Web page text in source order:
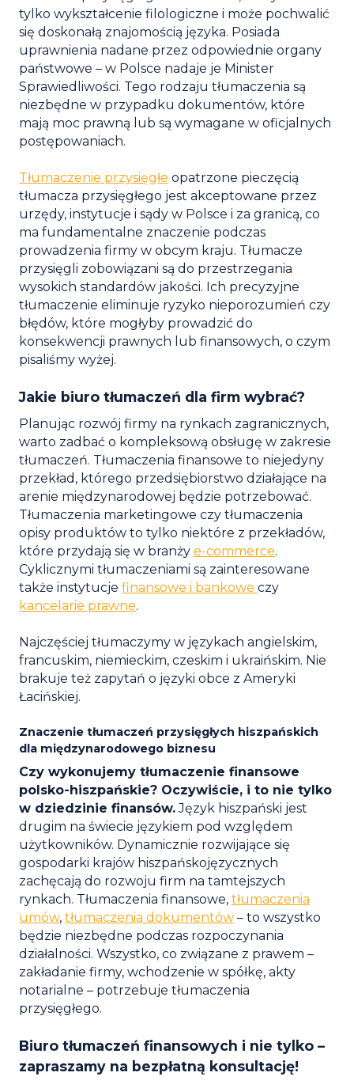
tylko wykształcenie filologiczne i może pochwalić
się doskonałą znajomością języka. Posiada
uprawnienia nadane przez odpowiednie organy
państwowe – w Polsce nadaje je Minister
Sprawiedliwości. Tego rodzaju tłumaczenia są
niezbędne w przypadku dokumentów, które
mają moc prawną lub są wymagane w oficjalnych
postępowaniach.
Tłumaczenie przysięgłe opatrzone pieczęcią
tłumacza przysięgłego jest akceptowane przez
urzędy, instytucje i sądy w Polsce i za granicą, co
ma fundamentalne znaczenie podczas
prowadzenia firmy w obcym kraju. Tłumacze
przysięgli zobowiązani są do przestrzegania
wysokich standardów jakości. Ich precyzyjne
tłumaczenie eliminuje ryzyko nieporozumień czy
błędów, które mogłyby prowadzić do
konsekwencji prawnych lub finansowych, o czym
pisaliśmy wyżej.
Jakie biuro tłumaczeń dla firm wybrać?
Planując rozwój firmy na rynkach zagranicznych,
warto zadbać o kompleksową obsługę w zakresie
tłumaczeń. Tłumaczenia finansowe to niejedyny
przekład, którego przedsiębiorstwo działające na
arenie międzynarodowej będzie potrzebować.
Tłumaczenia marketingowe czy tłumaczenia
opisy produktów to tylko niektóre z przekładów,
które przydają się w branży e-commerce.
Cyklicznymi tłumaczeniami są zainteresowane
także instytucje finansowe i bankowe czy
kancelarie prawne.
Najczęściej tłumaczymy w językach angielskim,
francuskim, niemieckim, czeskim i ukraińskim. Nie
brakuje też zapytań o języki obce z Ameryki
Łacińskiej.
Znaczenie tłumaczeń przysięgłych hiszpańskich
dla międzynarodowego biznesu
Czy wykonujemy tłumaczenie finansowe
polsko-hiszpańskie? Oczywiście, i to nie tylko
w dziedzinie finansów.Język hiszpański jest
drugim na świecie językiem pod względem
użytkowników. Dynamicznie rozwijające się
gospodarki krajów hiszpańskojęzycznych
zachęcają do rozwoju firm na tamtejszych
rynkach. Tłumaczenia finansowe, tłumaczenia
umów, tłumaczenia dokumentów – to wszystko
będzie niezbędne podczas rozpoczynania
działalności. Wszystko, co związane z prawem –
zakładanie firmy, wchodzenie w spółkę, akty
notarialne – potrzebuje tłumaczenia
przysięgłego.
Biuro tłumaczeń finansowych i nie tylko –
zapraszamy na bezpłatną konsultację!